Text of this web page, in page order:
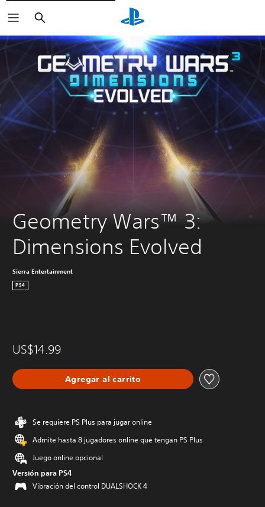
Buscar
Geometry Wars™ 3:
Dimensions Evolved
Sierra Entertainment
PS4
US$14.99
Agregar al carrito
Se requiere PS Plus para jugar online
Admite hasta 8 jugadores online que tengan PS Plus
Juego online opcional
Versión para PS4
Vibración del control DUALSHOCK 4